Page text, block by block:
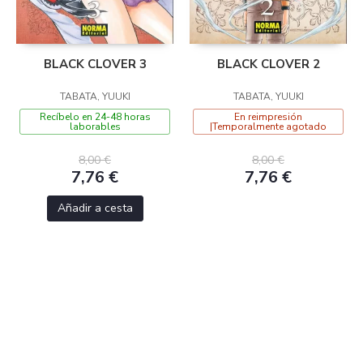
BLACK CLOVER 3
TABATA, YUUKI
Recíbelo en 24-48 horas
laborables
8,00 €
7,76 €
Añadir a cesta
BLACK CLOVER 2
TABATA, YUUKI
En reimpresión
|Temporalmente agotado
8,00 €
7,76 €